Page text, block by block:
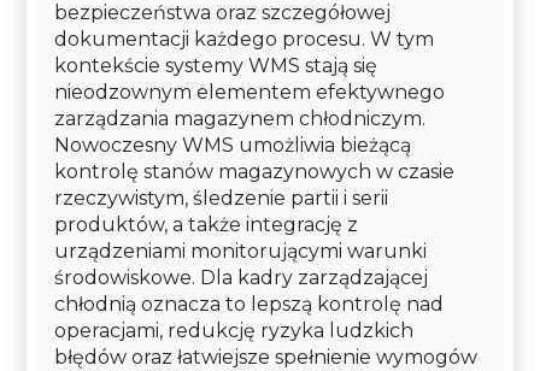
bezpieczeństwa oraz szczegółowej
dokumentacji każdego procesu. W tym
kontekście systemy WMS stają się
nieodzownym elementem efektywnego
zarządzania magazynem chłodniczym.
Nowoczesny WMS umożliwia bieżącą
kontrolę stanów magazynowych w czasie
rzeczywistym, śledzenie partii i serii
produktów, a także integrację z
urządzeniami monitorującymi warunki
środowiskowe. Dla kadry zarządzającej
chłodnią oznacza to lepszą kontrolę nad
operacjami, redukcję ryzyka ludzkich
błędów oraz łatwiejsze spełnienie wymogów